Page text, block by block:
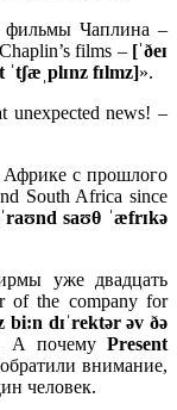
фильмы Чаплина –
films –[ˈðeɪ
ˈtʃæˌ plɪnz fɪlmz]».
unexpected news! –
Африке с прошлого
South Africa since
raʊndsaʊθ ˈæfrɪkə
уже двадцать
of the company for
bi:n dɪˈrektər əv ðə
А почему Present
внимание,
человек.